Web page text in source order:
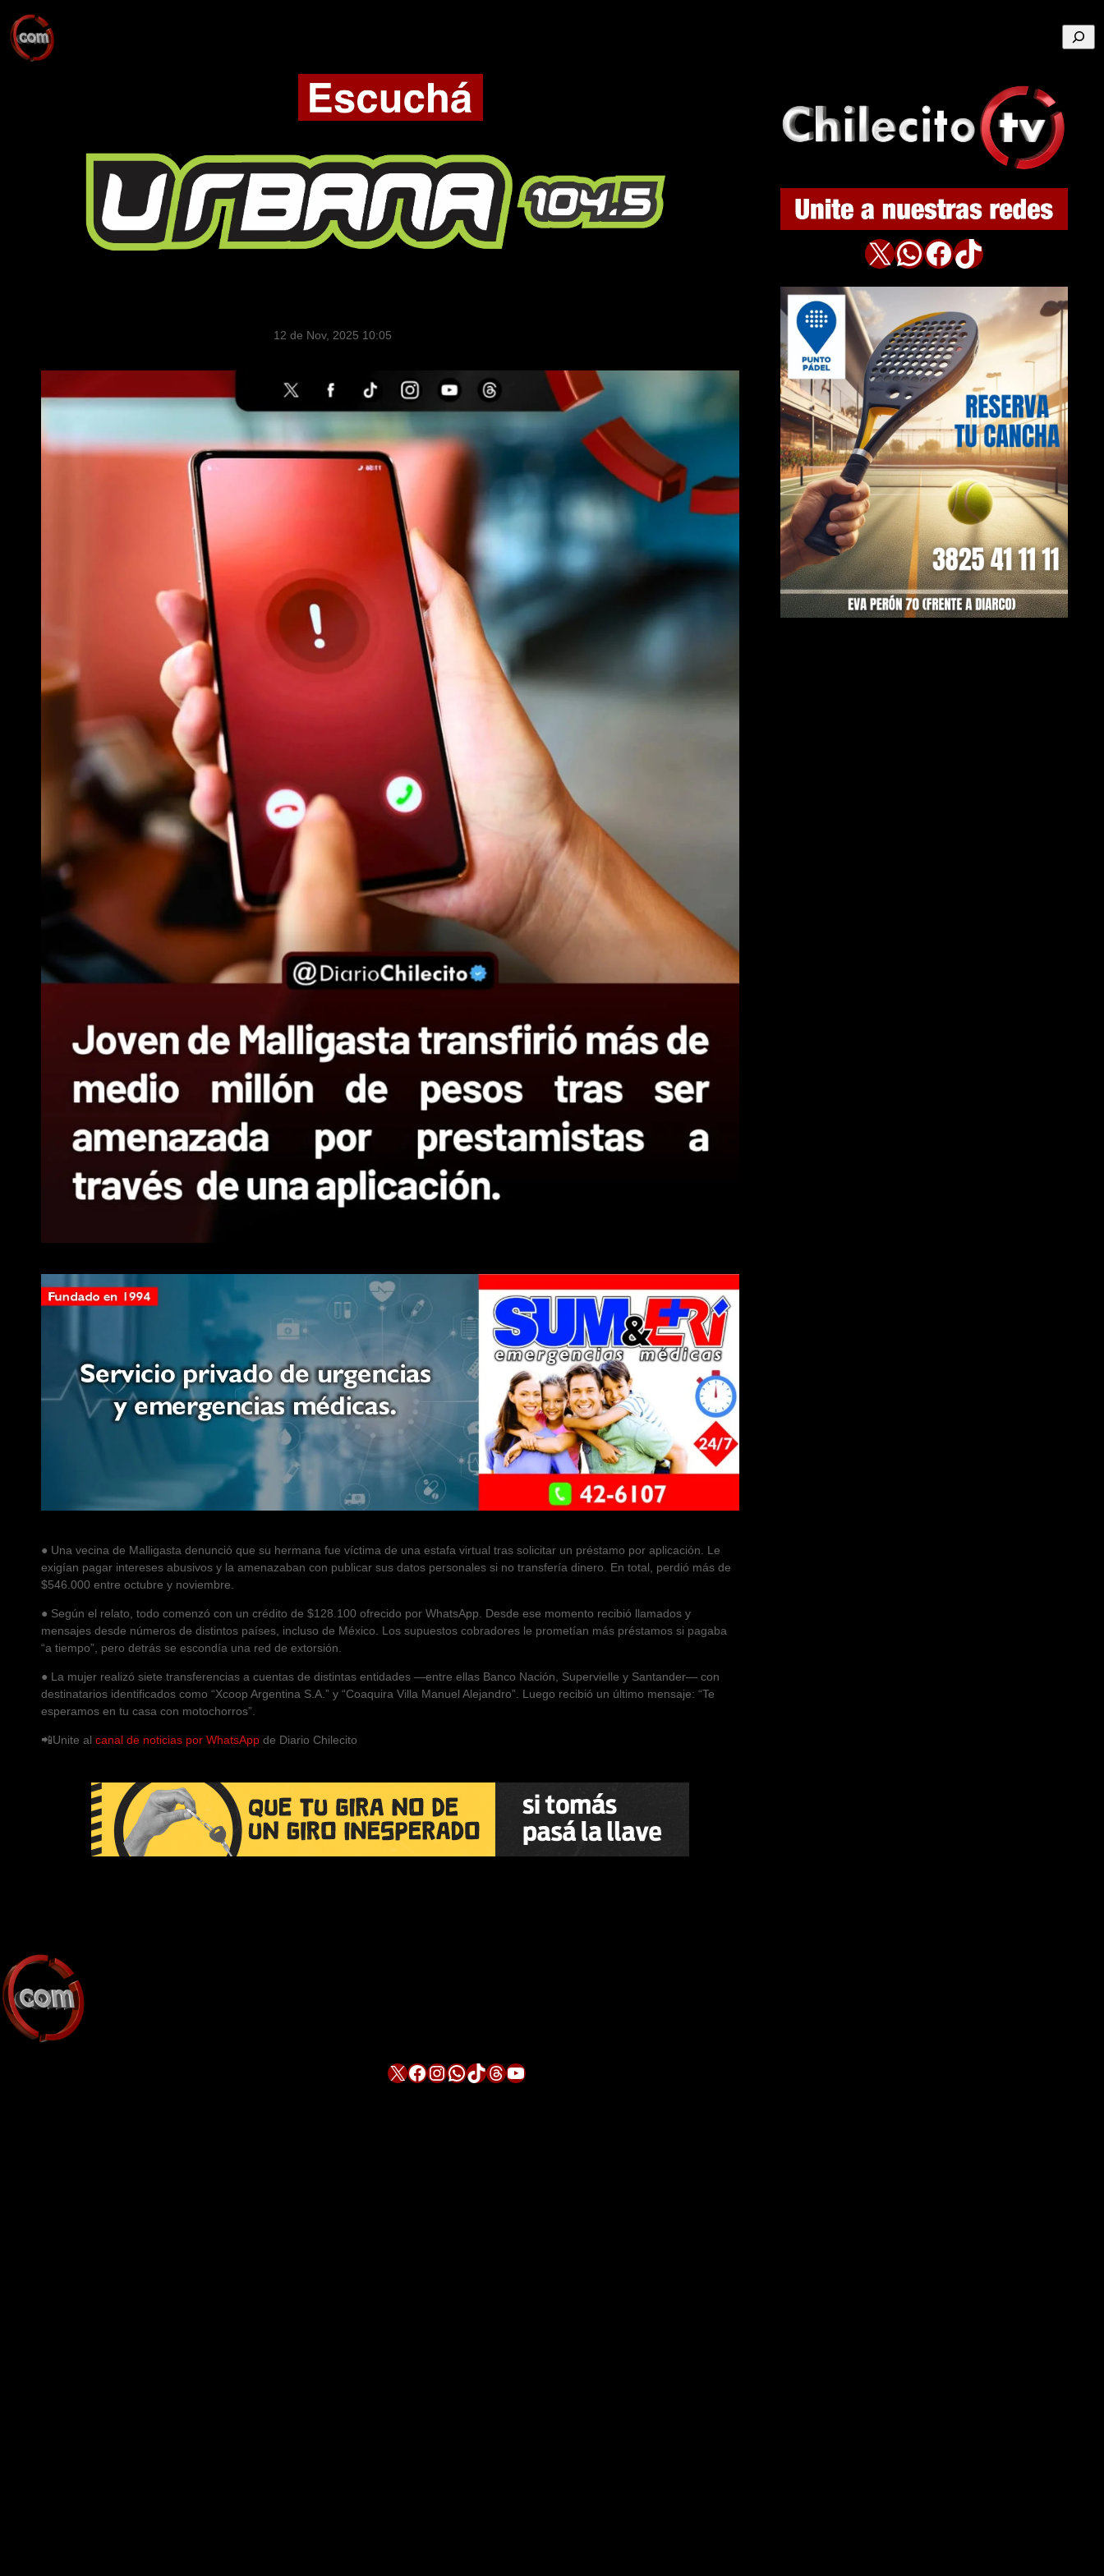
Buscar
12 de Nov, 2025 10:05
● Una vecina de Malligasta denunció que su hermana fue víctima de una estafa virtual tras solicitar un préstamo por aplicación. Le
exigían pagar intereses abusivos y la amenazaban con publicar sus datos personales si no transfería dinero. En total, perdió más de
$546.000 entre octubre y noviembre.
● Según el relato, todo comenzó con un crédito de $128.100 ofrecido por WhatsApp. Desde ese momento recibió llamados y
mensajes desde números de distintos países, incluso de México. Los supuestos cobradores le prometían más préstamos si pagaba
“a tiempo”, pero detrás se escondía una red de extorsión.
● La mujer realizó siete transferencias a cuentas de distintas entidades —entre ellas Banco Nación, Supervielle y Santander— con
destinatarios identificados como “Xcoop Argentina S.A.” y “Coaquira Villa Manuel Alejandro”. Luego recibió un último mensaje: “Te
esperamos en tu casa con motochorros”.
📲Unite al canal de noticias por WhatsApp de Diario Chilecito
X WhatsApp Facebook TikTok
X Facebook InstagramWhatsApp TikTok Threads YouTube